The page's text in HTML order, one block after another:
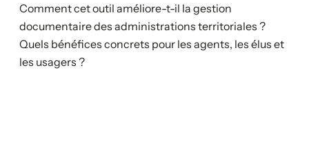
Comment cet outil améliore-t-il la gestion
documentaire des administrations territoriales ?
Quels bénéfices concrets pour les agents, les élus et
les usagers ?